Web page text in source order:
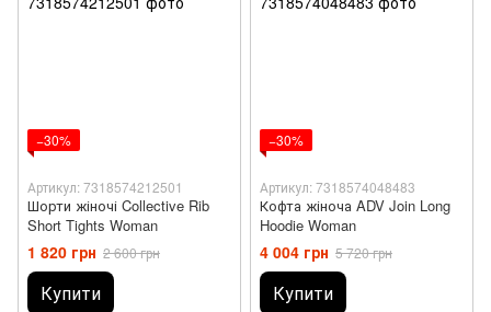
−30%
Артикул: 7318574212501
Шорти жіночі Collective Rib
Short Tights Woman
1 820 грн 2 600 грн
Купити
−30%
Артикул: 7318574048483
Кофта жіноча ADV Join Long
Hoodie Woman
4 004 грн 5 720 грн
Купити